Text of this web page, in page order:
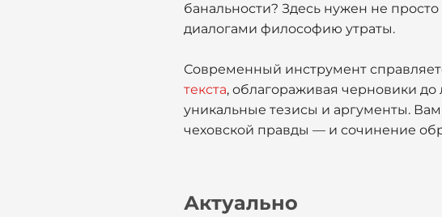
банальности? Здесь нужен не
диалогами философию утраты.
Современный инструмент
текста, облагораживая черновики
уникальные тезисы и аргументы.
чеховской правды — и сочинение
Актуально